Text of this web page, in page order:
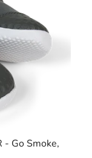
- Go Smoke,